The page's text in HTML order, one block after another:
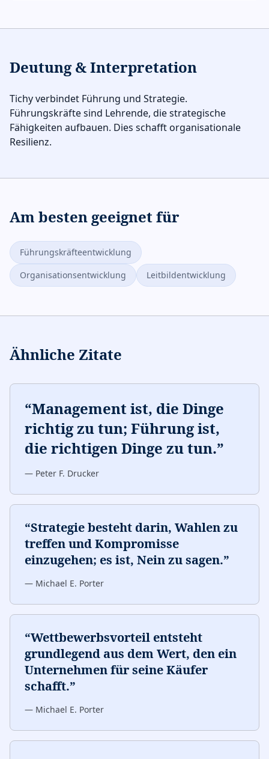
Deutung & Interpretation
Tichy verbindet Führung und Strategie.
Führungskräfte sind Lehrende, die strategische
Fähigkeiten aufbauen. Dies schafft organisationale
Resilienz.
Am besten geeignet für
Führungskräfteentwicklung
Organisationsentwicklung
Leitbildentwicklung
Ähnliche Zitate
“Management ist, die Dinge
richtig zu tun; Führung ist,
die richtigen Dinge zu tun.”
— Peter F. Drucker
“Strategie besteht darin, Wahlen zu
treffen und Kompromisse
einzugehen; es ist, Nein zu sagen.”
— Michael E. Porter
“Wettbewerbsvorteil entsteht
grundlegend aus dem Wert, den ein
Unternehmen für seine Käufer
schafft.”
— Michael E. Porter